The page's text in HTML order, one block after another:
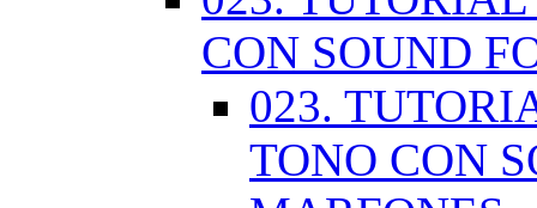
CON SOUND
023.
TONO CON